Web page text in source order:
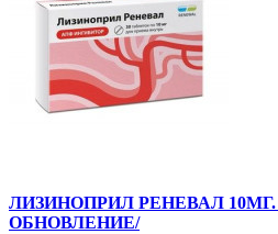
ЛИЗИНОПРИЛ РЕНЕВАЛ 10МГ.
ОБНОВЛЕНИЕ/